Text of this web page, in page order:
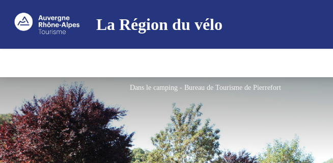
La Région du vélo
Dans le camping - Bureau de Tourisme de Pierrefort